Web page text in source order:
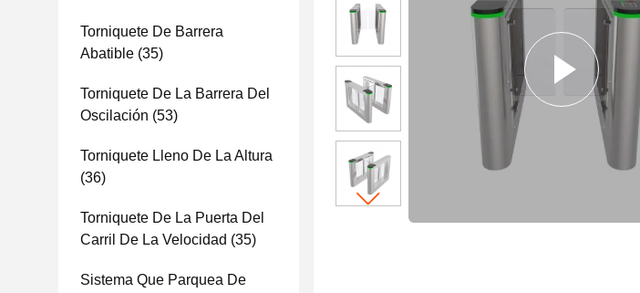
Torniquete De Barrera
Abatible (35)
Torniquete De La Barrera Del
Oscilación (53)
Torniquete Lleno De La Altura
(36)
Torniquete De La Puerta Del
Carril De La Velocidad (35)
Sistema Que Parquea De